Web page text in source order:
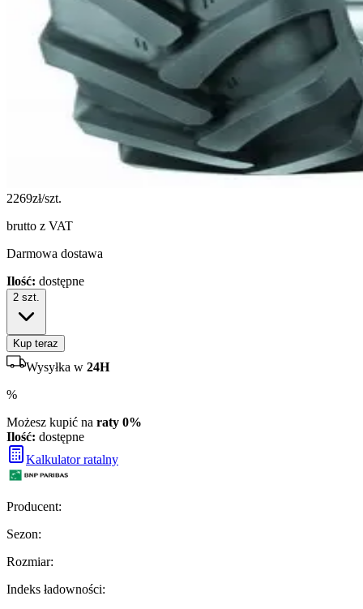
2269zł/szt.
brutto z VAT
Darmowa dostawa
Ilość: dostępne
2 szt.
Kup teraz
Wysyłka w 24H
%
Możesz kupić na raty 0%
Ilość: dostępne
Kalkulator ratalny
Producent:
Sezon:
Rozmiar:
Indeks ładowności: